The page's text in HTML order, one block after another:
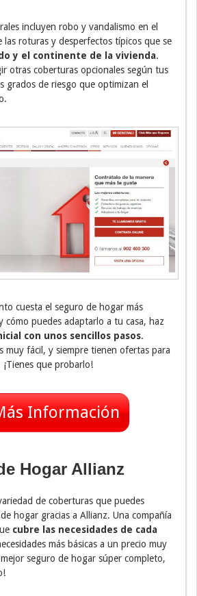
incluyen robo y vandalismo en el
las roturas y desperfectos típicos que se
y el continente de la vivienda.
otras coberturas opcionales según tus
grados de riesgo que optimizan el
cuesta el seguro de hogar más
cómo puedes adaptarlo a tu casa, haz
con unos sencillos pasos.
muy fácil, y siempre tienen ofertas para
¡Tienes que probarlo!
Información
Hogar Allianz
de coberturas que puedes
hogar gracias a Allianz. Una compañía
cubre las necesidades de cada
más básicas a un precio muy
seguro de hogar súper completo,